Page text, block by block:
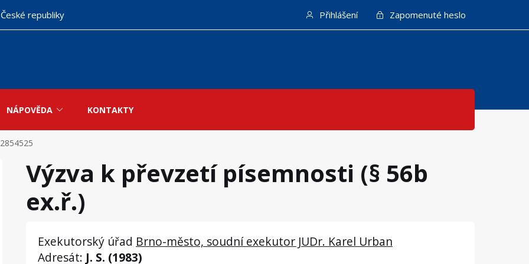
republiky Přihlášení Zapomenuté heslo
NÁPOVĚDA KONTAKTY
Výzva k převzetí písemnosti (§ 56b
ex.ř.)
Exekutorský úřad Brno-město, soudní exekutor JUDr. Karel Urban
Adresát: J. S. (1983)